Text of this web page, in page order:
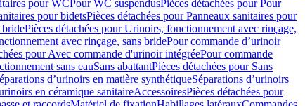
pour WCPour WC suspendusPièces détachées pour Pour
pour bidetsPièces détachées pour Panneaux sanitaires pour
bridePièces détachées pour Urinoirs, fonctionnement avec rinçage,
avec rinçage, sans bridePour commande d’urinoir
pour Avec commande d'urinoir intégréePour commande
sans eauSans abattantPièces détachées pour Sans
d’urinoirs en matière synthétiqueSéparations d’urinoirs
en céramique sanitaireAccessoiresPièces détachées pour